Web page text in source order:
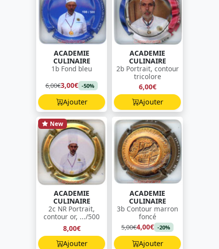
ACADEMIE
CULINAIRE
1b Fond bleu
6,00€3,00€ -50%
Ajouter
ACADEMIE
CULINAIRE
2b Portrait, contour
tricolore
6,00€
Ajouter
New
ACADEMIE
CULINAIRE
2c NR Portrait,
contour or, .../500
8,00€
Ajouter
ACADEMIE
CULINAIRE
3b Contour marron
foncé
5,00€4,00€ -20%
Ajouter